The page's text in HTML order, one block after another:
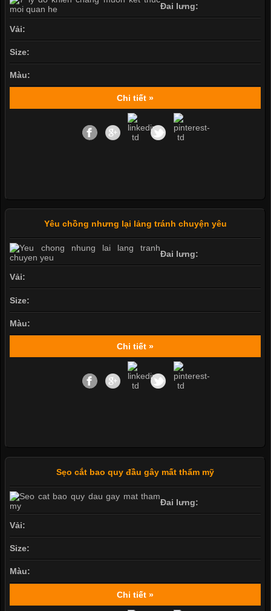
Đai lưng:
Vải:
Size:
Màu:
Chi tiết »
Yêu chồng nhưng lại lảng tránh chuyện yêu
Đai lưng:
Vải:
Size:
Màu:
Chi tiết »
Sẹo cắt bao quy đầu gây mất thẩm mỹ
Đai lưng:
Vải:
Size:
Màu:
Chi tiết »